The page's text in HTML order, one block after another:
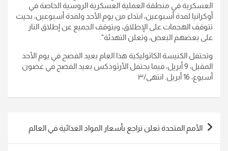
العسكرية في منطقة العملية العسكرية الروسية الخاصة في
أوكرانيا لمدة أسبوعين، ابتداء من يوم الأحد ولمدة أسبوعين، بحيث
تتوقف الهجمات على الإطلاق، ويتوقف الجميع عن إطلاق النار
على بعضهم البعض، وتعلن التهدئة".
وتحتفل الكنيسة الكاثوليكية هذا العام بعيد الفصح في يوم الأحد
المقبل، 9 أبريل، فيما يحتفل الأرثوذكس بعيد الفصح في غضون
أسبوع، 16 أبريل. انتهى/٣
تصفّح
المقالات
الأمم المتحدة تعلن تراجع بأسعار المواد الغذائية في العالم